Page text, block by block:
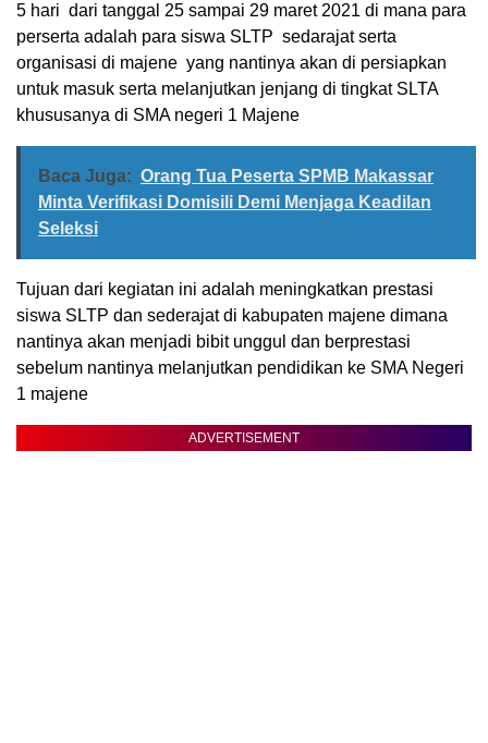
5 hari dari tanggal 25 sampai 29 maret 2021 di mana para
perserta adalah para siswa SLTP sedarajat serta
organisasi di majene yang nantinya akan di persiapkan
untuk masuk serta melanjutkan jenjang di tingkat SLTA
khususanya di SMA negeri 1 Majene
Baca Juga: Orang Tua Peserta SPMB Makassar
Minta Verifikasi Domisili Demi Menjaga Keadilan
Seleksi
Tujuan dari kegiatan ini adalah meningkatkan prestasi
siswa SLTP dan sederajat di kabupaten majene dimana
nantinya akan menjadi bibit unggul dan berprestasi
sebelum nantinya melanjutkan pendidikan ke SMA Negeri
1 majene
ADVERTISEMENT